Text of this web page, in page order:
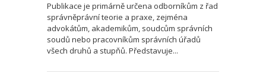
Publikace je primárně určena odborníkům z řad
správněprávní teorie a praxe, zejména
advokátům, akademikům, soudcům správních
soudů nebo pracovníkům správních úřadů
všech druhů a stupňů. Představuje...